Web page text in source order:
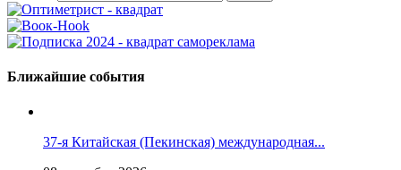
Ближайшие события
37-я Китайская (Пекинская) международная...